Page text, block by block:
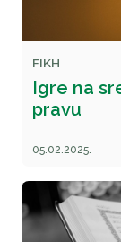
FIKH
Igre na
pravu
05.02.2025.